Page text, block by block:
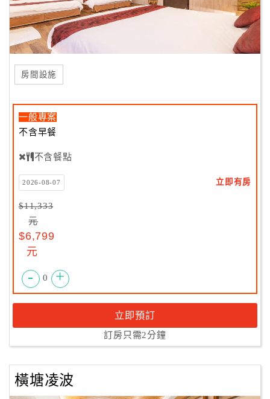
房間設施
一般專案
不含早餐
不含餐點
2026-08-07 立即有房
$11,333
元
$6,799
元
- 0 +
立即預訂
訂房只需2分鐘
橫塘凌波